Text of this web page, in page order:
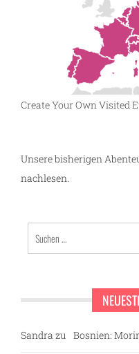
Create Your Own Visited
Unsere bisherigen
nachlesen.
nach:
Sandra zu Bosnien: